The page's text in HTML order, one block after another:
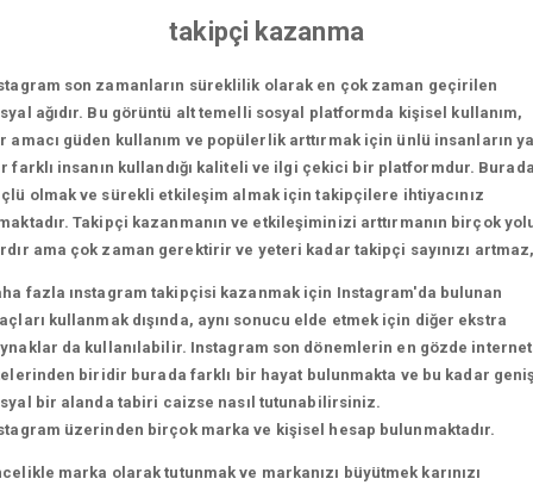
takipçi kazanma
son zamanların süreklilik olarak en çok zaman geçirilen
ağıdır. Bu görüntü alt temelli sosyal platformda kişisel kullanım,
amacı güden kullanım ve popülerlik arttırmak için ünlü insanların
farklı insanın kullandığı kaliteli ve ilgi çekici bir platformdur.
olmak ve sürekli etkileşim almak için takipçilere ihtiyacınız
Takipçi kazanmanın ve etkileşiminizi arttırmanın birçok
ama çok zaman gerektirir ve yeteri kadar takipçi sayınızı
fazla ınstagram takipçisi kazanmak için Instagram'da bulunan
kullanmak dışında, aynı sonucu elde etmek için diğer ekstra
da kullanılabilir. Instagram son dönemlerin en gözde internet
biridir burada farklı bir hayat bulunmakta ve bu kadar
bir alanda tabiri caizse nasıl tutunabilirsiniz.
üzerinden birçok marka ve kişisel hesap bulunmaktadır.
marka olarak tutunmak ve markanızı büyütmek karınızı